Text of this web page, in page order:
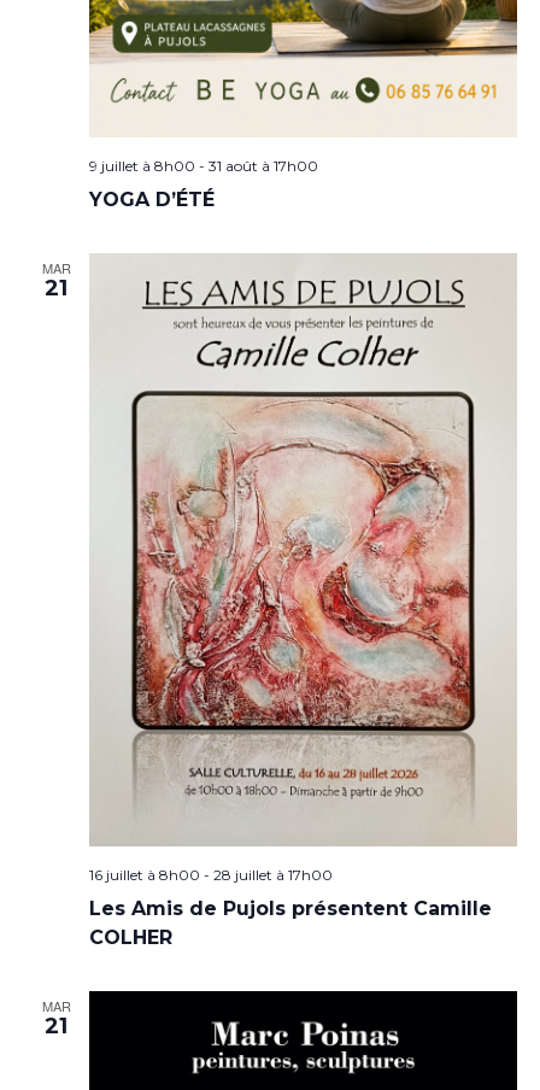
9 juillet à 8h00 - 31 août à 17h00
YOGA D’ÉTÉ
MAR
21
16 juillet à 8h00 - 28 juillet à 17h00
Les Amis de Pujols présentent Camille
COLHER
MAR
21